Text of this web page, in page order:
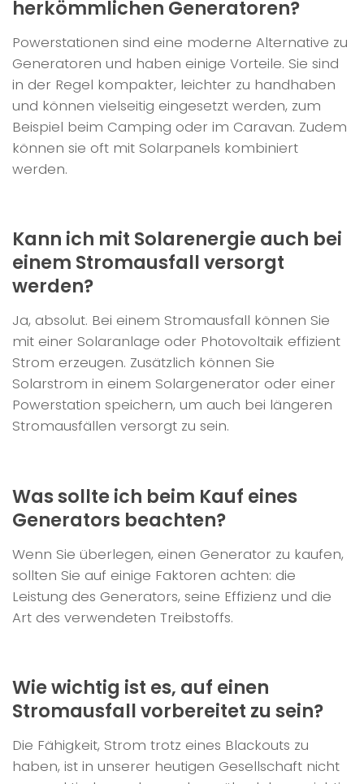
herkömmlichen Generatoren?
Powerstationen sind eine moderne Alternative zu
Generatoren und haben einige Vorteile. Sie sind
in der Regel kompakter, leichter zu handhaben
und können vielseitig eingesetzt werden, zum
Beispiel beim Camping oder im Caravan. Zudem
können sie oft mit Solarpanels kombiniert
werden.
Kann ich mit Solarenergie auch bei
einem Stromausfall versorgt
werden?
Ja, absolut. Bei einem Stromausfall können Sie
mit einer Solaranlage oder Photovoltaik effizient
Strom erzeugen. Zusätzlich können Sie
Solarstrom in einem Solargenerator oder einer
Powerstation speichern, um auch bei längeren
Stromausfällen versorgt zu sein.
Was sollte ich beim Kauf eines
Generators beachten?
Wenn Sie überlegen, einen Generator zu kaufen,
sollten Sie auf einige Faktoren achten: die
Leistung des Generators, seine Effizienz und die
Art des verwendeten Treibstoffs.
Wie wichtig ist es, auf einen
Stromausfall vorbereitet zu sein?
Die Fähigkeit, Strom trotz eines Blackouts zu
haben, ist in unserer heutigen Gesellschaft nicht